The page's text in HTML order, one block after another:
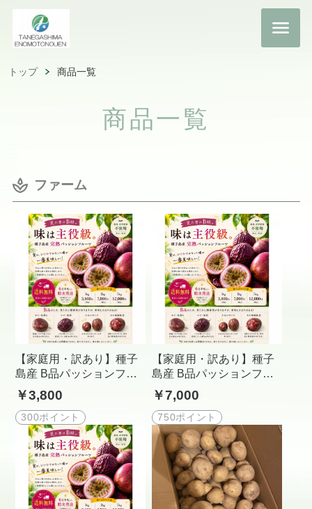
トップ 商品一覧
商品一覧
ファーム
【家庭用・訳あり】種子
島産 B品パッションフル
ーツ1㎏（10-12個）送料
込み｜産地直送
￥3,800
300ポイント
【家庭用・訳あり】種子
島産 B品パッションフル
ーツ2㎏（20-24個）送料
込み｜産地直送
￥7,000
750ポイント